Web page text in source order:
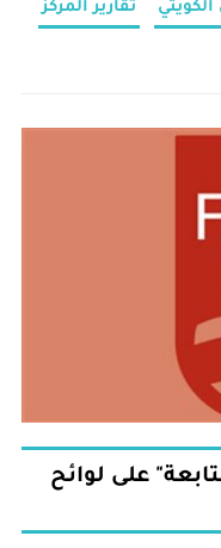
الكويتي تقارير المركز
على لوائح